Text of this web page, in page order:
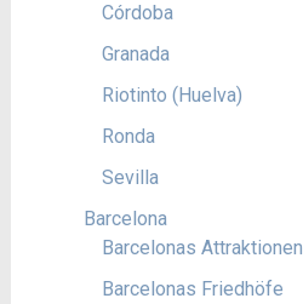
Córdoba
Granada
Riotinto (Huelva)
Ronda
Sevilla
Barcelona
Barcelonas Attraktionen
Barcelonas Friedhöfe